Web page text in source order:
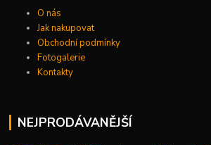
O nás
Jak nakupovat
Obchodní podmínky
Fotogalerie
Kontakty
NEJPRODÁVANĚJŠÍ